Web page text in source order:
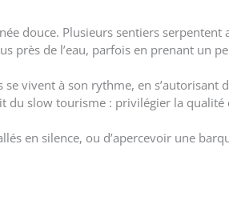
douce. Plusieurs sentiers
près de l’eau, parfois en prenant un
vivent à son rythme, en s’autorisant
slow tourisme : privilégier la
en silence, ou d’apercevoir une